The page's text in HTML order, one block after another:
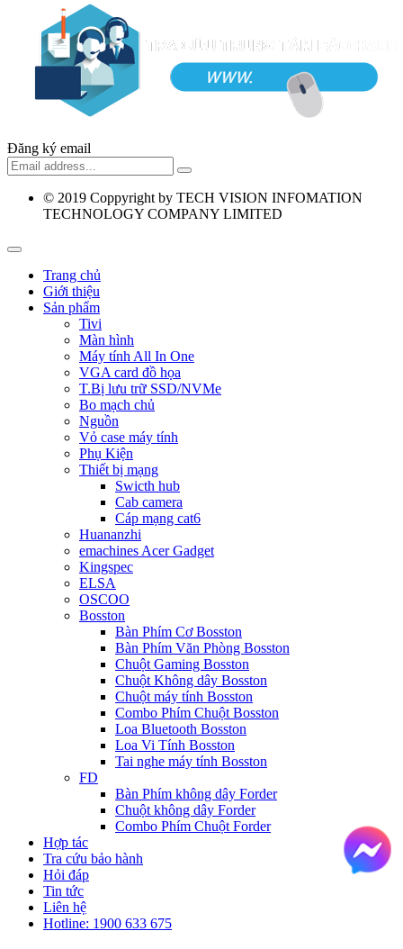
Đăng ký email
© 2019 Coppyright by TECH VISION INFOMATION
TECHNOLOGY COMPANY LIMITED
Trang chủ
Giới thiệu
Sản phẩm
Tivi
Màn hình
Máy tính All In One
VGA card đồ họa
T.Bị lưu trữ SSD/NVMe
Bo mạch chủ
Nguồn
Vỏ case máy tính
Phụ Kiện
Thiết bị mạng
Swicth hub
Cab camera
Cáp mạng cat6
Huananzhi
emachines Acer Gadget
Kingspec
ELSA
OSCOO
Bosston
Bàn Phím Cơ Bosston
Bàn Phím Văn Phòng Bosston
Chuột Gaming Bosston
Chuột Không dây Bosston
Chuột máy tính Bosston
Combo Phím Chuột Bosston
Loa Bluetooth Bosston
Loa Vi Tính Bosston
Tai nghe máy tính Bosston
FD
Bàn Phím không dây Forder
Chuột không dây Forder
Combo Phím Chuột Forder
Hợp tác
Tra cứu bảo hành
Hỏi đáp
Tin tức
Liên hệ
Hotline: 1900 633 675